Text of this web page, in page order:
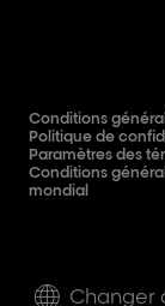
Changer
Conditions
Politique de
Paramètres des
Conditions
mondial